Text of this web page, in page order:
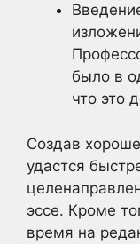
было в
что это
Создав
удастся
эссе. Кроме
время на